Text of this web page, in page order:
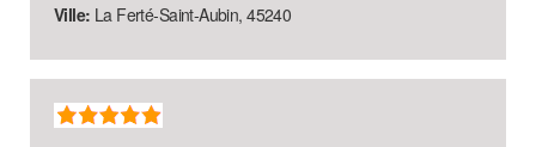
Ville: La Ferté-Saint-Aubin, 45240